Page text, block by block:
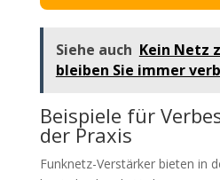
Siehe auch Kein Netz
bleiben Sie immer
Beispiele für
der Praxis
Funknetz-Verstärker bieten in